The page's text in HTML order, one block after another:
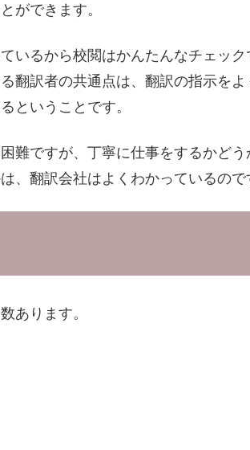
ができます。
いるから校閲はかんたんなチェッ
翻訳者の共通点は、翻訳の指示をよ
ということです。
難ですが、丁寧に仕事をするかど
、翻訳会社はよくわかっているので
あります。